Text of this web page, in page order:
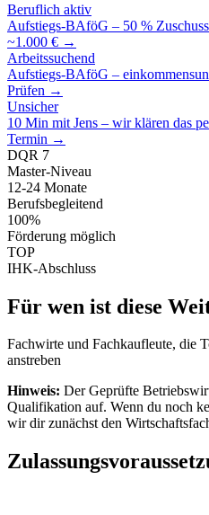
Beruflich aktiv
Aufstiegs-BAföG – 50 %
~1.000 € →
Arbeitssuchend
Aufstiegs-BAföG –
Prüfen →
Unsicher
10 Min mit Jens – wir klären das
Termin →
DQR 7
Master-Niveau
12-24 Monate
Berufsbegleitend
100%
Förderung möglich
TOP
IHK-Abschluss
Für wen ist diese
Fachwirte und Fachkaufleute, die
anstreben
Hinweis: Der Geprüfte
Qualifikation auf. Wenn du noch
wir dir zunächst den